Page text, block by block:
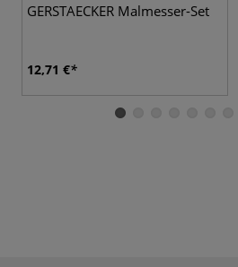
GERSTAECKER Malmesser-Set
12,71 €